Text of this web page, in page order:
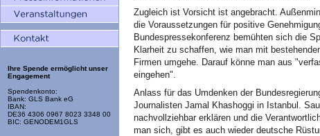
Ihre Spende ermöglicht unser
Engagement
Spendenkonto:
Bank: GLS Bank eG
IBAN:
DE36 4306 0967 8023 3348 00
BIC: GENODEM1GLS
Zugleich ist Vorsicht ist angebracht.
die Voraussetzungen für positive
Bundespressekonferenz bemühten sich die
Klarheit zu schaffen, wie man mit
Firmen umgehe. Darauf könne man aus
eingehen".
Anlass für das Umdenken der
Journalisten Jamal Khashoggi in Istanbul.
nachvollziehbar erklären und die
man sich, gibt es auch wieder deutsche